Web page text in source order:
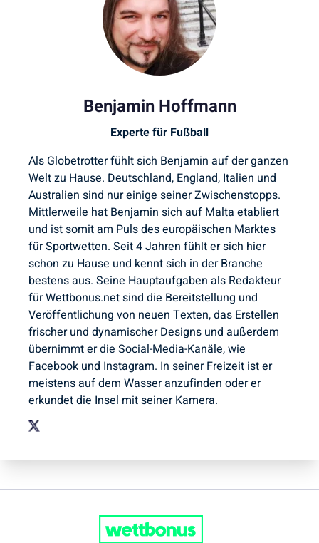
Benjamin Hoffmann
Experte für Fußball
Als Globetrotter fühlt sich Benjamin auf der ganzen
Welt zu Hause. Deutschland, England, Italien und
Australien sind nur einige seiner Zwischenstopps.
Mittlerweile hat Benjamin sich auf Malta etabliert
und ist somit am Puls des europäischen Marktes
für Sportwetten. Seit 4 Jahren fühlt er sich hier
schon zu Hause und kennt sich in der Branche
bestens aus. Seine Hauptaufgaben als Redakteur
für Wettbonus.net sind die Bereitstellung und
Veröffentlichung von neuen Texten, das Erstellen
frischer und dynamischer Designs und außerdem
übernimmt er die Social-Media-Kanäle, wie
Facebook und Instagram. In seiner Freizeit ist er
meistens auf dem Wasser anzufinden oder er
erkundet die Insel mit seiner Kamera.